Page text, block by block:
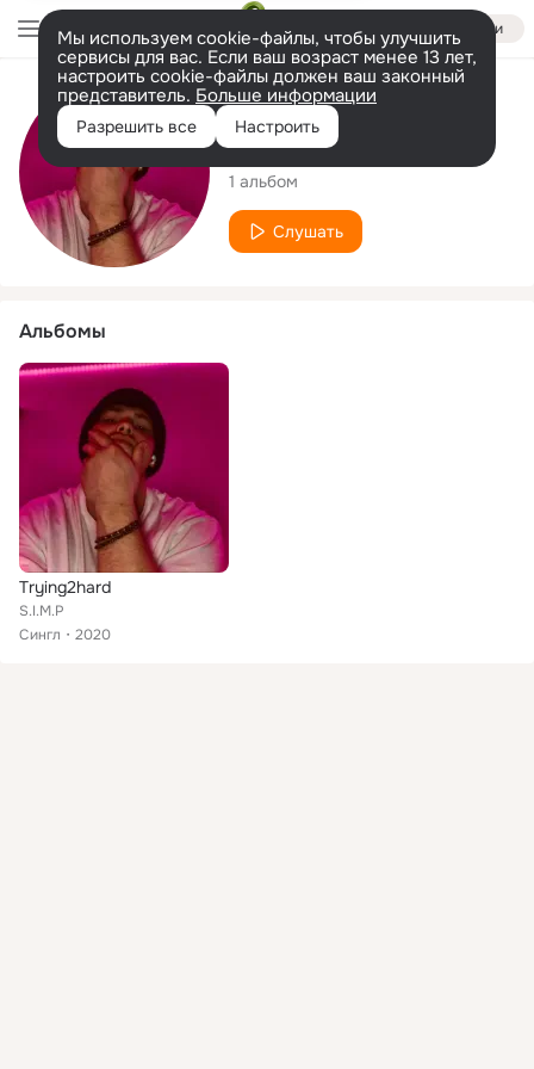
Войти
Мы используем cookie-файлы, чтобы улучшить
сервисы для вас. Если ваш возраст менее 13 лет,
настроить cookie-файлы должен ваш законный
представитель. Больше информации
Разрешить все Настроить
Исполнитель
S.I.M.P
1 альбом
Слушать
Альбомы
Trying2hard
S.I.M.P
Сингл
2020